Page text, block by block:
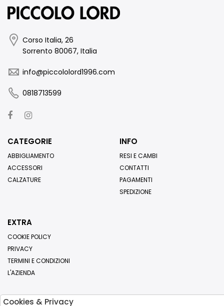
Corso Italia, 26
Sorrento 80067, Italia
info@piccololord1996.com
0818713599
CATEGORIE
ABBIGLIAMENTO
ACCESSORI
CALZATURE
INFO
RESI E CAMBI
CONTATTI
PAGAMENTI
SPEDIZIONE
EXTRA
COOKIE POLICY
PRIVACY
TERMINI E CONDIZIONI
L'AZIENDA
Cookies & Privacy